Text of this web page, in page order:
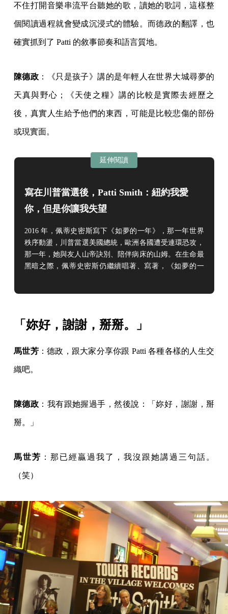
不住打開音樂串流平台聽她的歌，讀她的歌詞，這樣整
個閱讀過程就會變成沉浸式的體驗。而德政的翻譯，也
確實抓到了 Patti 的敘事節奏和語言質地。
陳德政 ：《只是孩子》講的是年輕人在世界大城尋夢的
天真與野心；《天使之糧》講的比較是實際去經歷之
後，真實人生給予他們的東西，可能是比較悲傷的部份
或現實面。
延伸閱讀
寫在川普當選後，Patti Smith：紐約我愛
你，但是你讓我失望
2016 年，佩蒂史密斯寫下《如夢的一年》，那一年世界
秩序動盪，川普當選美國總統，歐洲各國遭受連環恐攻，
那一年，她與友人山帝訣別、陪伴病床的山姆。在生命最
黑暗之際，佩蒂史密斯仍繼續唱著、寫著，《如夢的一
「妳好，謝謝，掰掰。」
馬世芳：德政，跟大家分享你跟 Patti 各種各樣的人生交
織吧。
陳德政 ：我有跟她握過手，然後說：「妳好，謝謝，掰
掰。」
馬世芳 ：那已經贏過我了，我沒跟她講過三句話。
（笑）